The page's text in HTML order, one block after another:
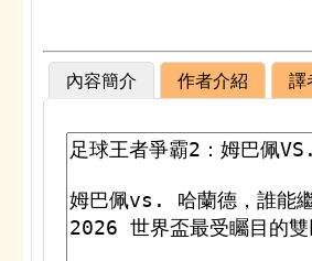
內容簡介 作者介紹 譯